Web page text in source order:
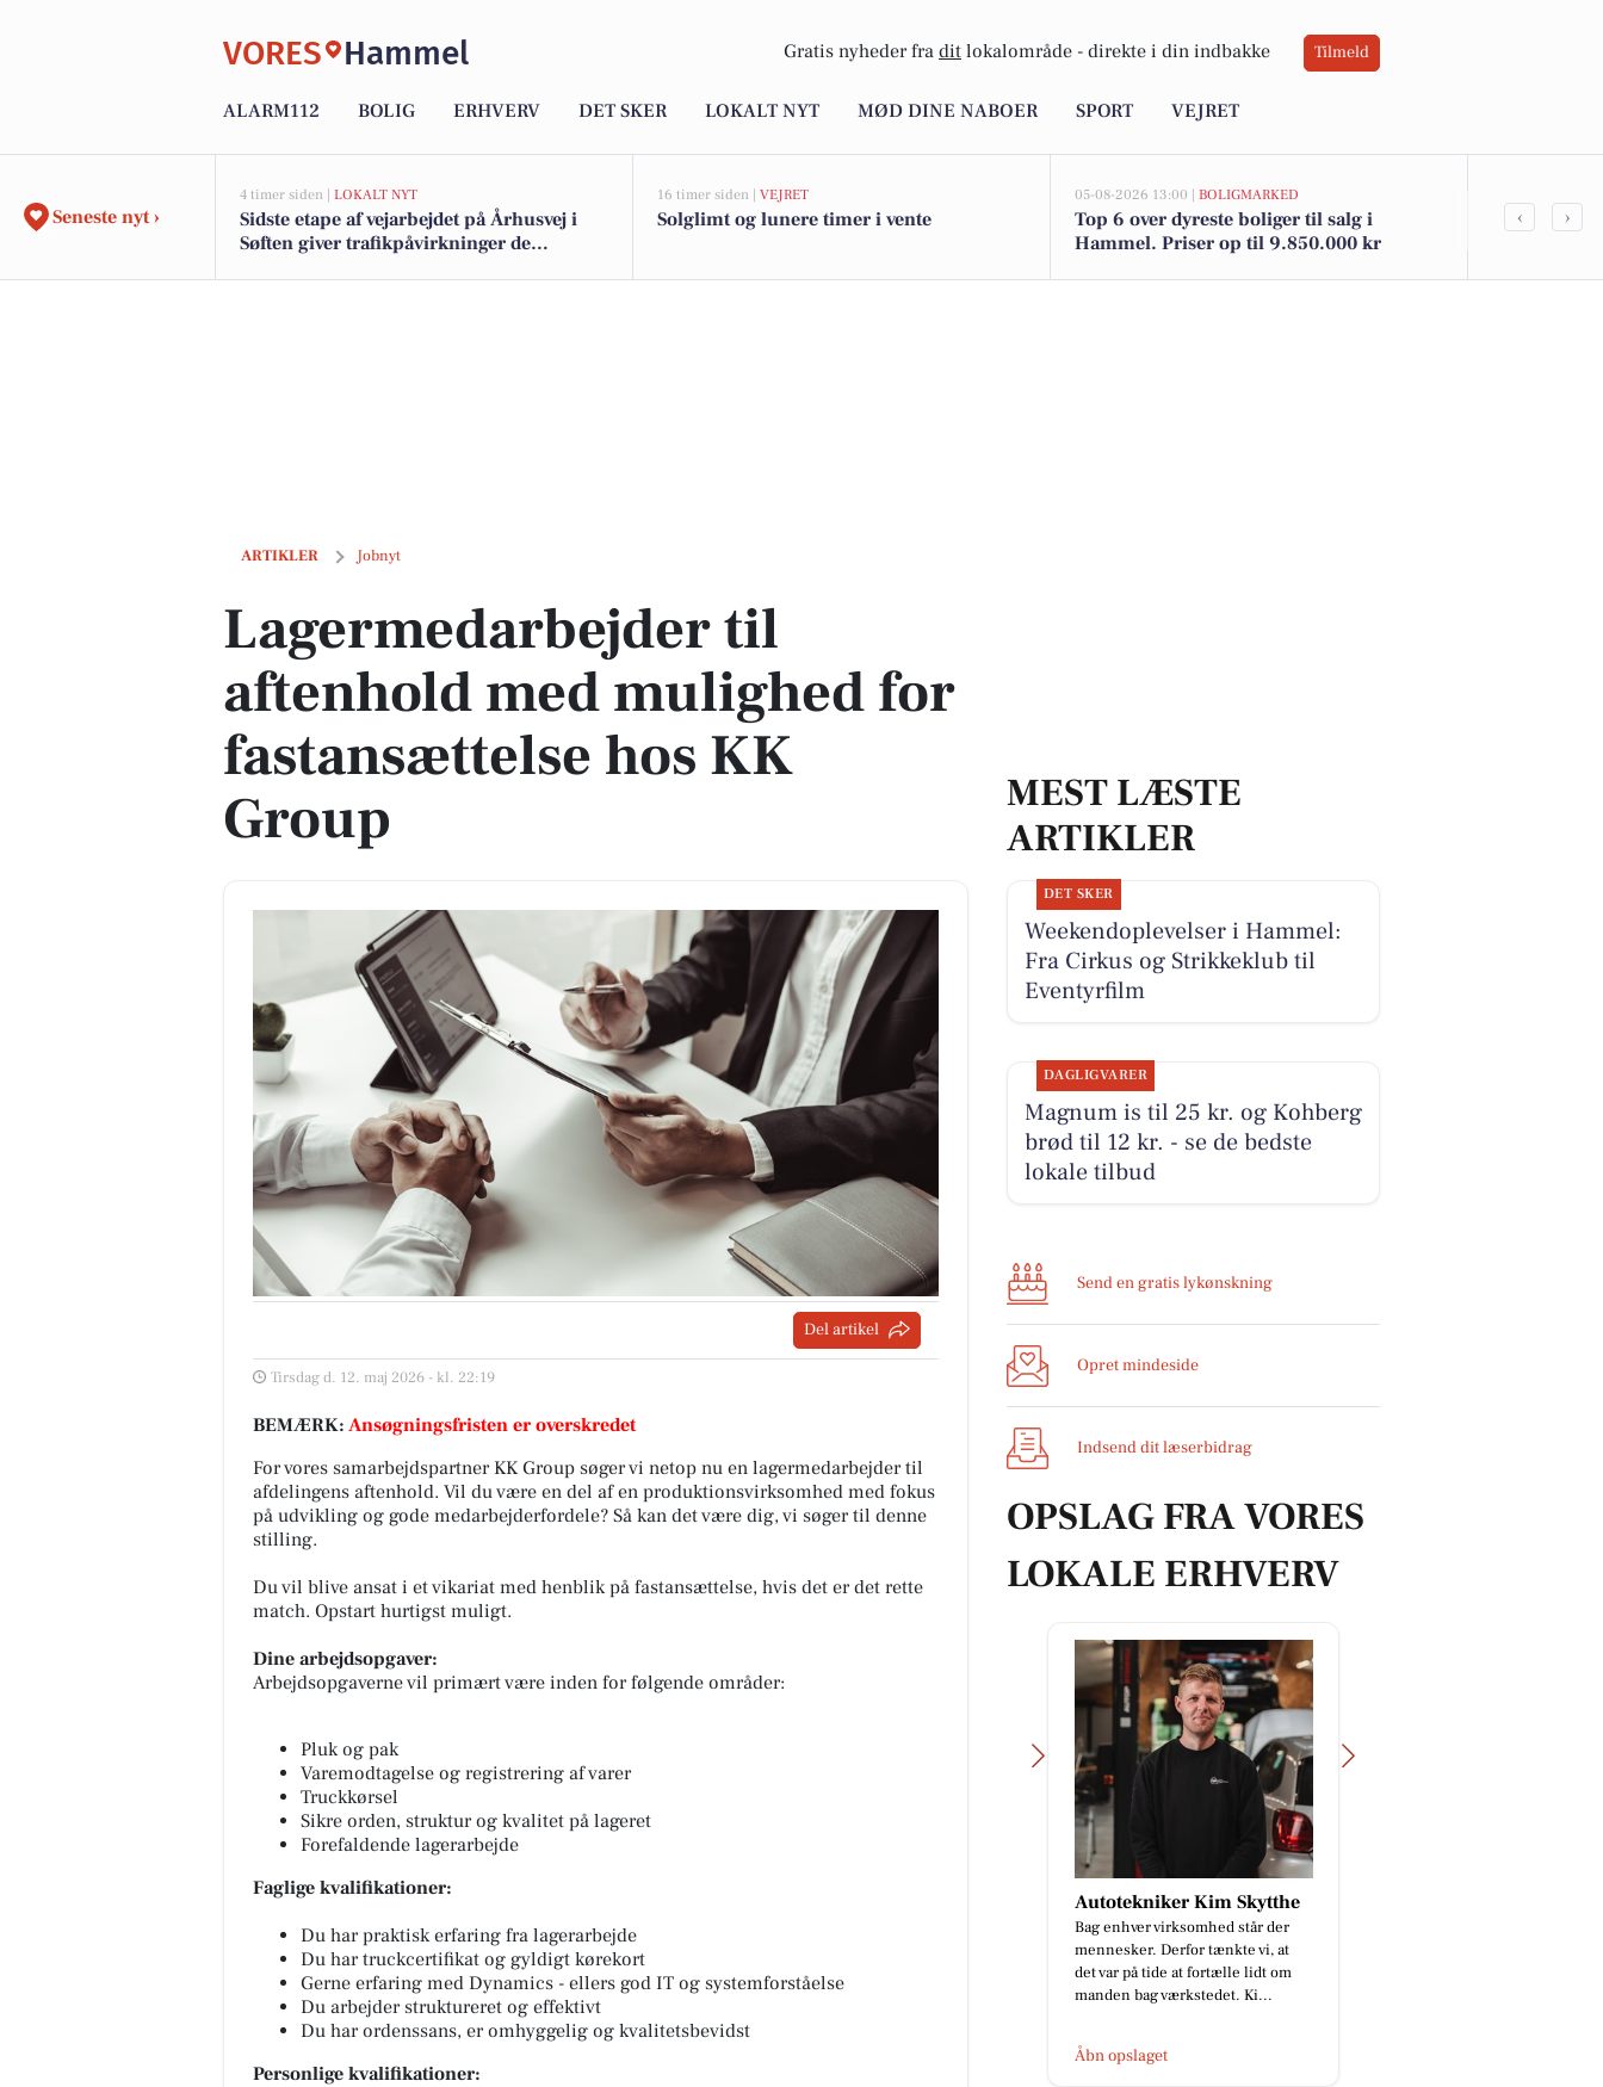
VORES Hammel Gratis nyheder fra dit lokalområde - direkte i din indbakke Tilmeld
ALARM112 BOLIG ERHVERV DET SKER LOKALT NYT MØD DINE NABOER SPORT VEJRET
Seneste nyt ›
4 timer siden | LOKALT NYT
Sidste etape af vejarbejdet på Århusvej i
Søften giver trafikpåvirkninger de
16 timer siden | VEJRET
Solglimt og lunere timer i vente
05-08-2026 13:00 | BOLIGMARKED
Top 6 over dyreste boliger til salg i
Hammel. Priser op til 9.850.000 kr
‹ ›
ARTIKLER Jobnyt
Lagermedarbejder til aftenhold med mulighed for fastansættelse hos KK Group
Lagermedarbejder til
aftenhold med mulighed for
fastansættelse hos KK
Group
Del artikel
Tirsdag d. 12. maj 2026 - kl. 22:19
BEMÆRK: Ansøgningsfristen er overskredet
For vores samarbejdspartner KK Group søger vi netop nu en lagermedarbejder til
afdelingens aftenhold. Vil du være en del af en produktionsvirksomhed med fokus
på udvikling og gode medarbejderfordele? Så kan det være dig, vi søger til denne
stilling.
Du vil blive ansat i et vikariat med henblik på fastansættelse, hvis det er det rette
match. Opstart hurtigst muligt.
Dine arbejdsopgaver:
Arbejdsopgaverne vil primært være inden for følgende områder:
Pluk og pak
Varemodtagelse og registrering af varer
Truckkørsel
Sikre orden, struktur og kvalitet på lageret
Forefaldende lagerarbejde
Faglige kvalifikationer:
Du har praktisk erfaring fra lagerarbejde
Du har truckcertifikat og gyldigt kørekort
Gerne erfaring med Dynamics - ellers god IT og systemforståelse
Du arbejder struktureret og effektivt
Du har ordenssans, er omhyggelig og kvalitetsbevidst
Personlige kvalifikationer:
MEST LÆSTE
ARTIKLER
DET SKER
Weekendoplevelser i Hammel:
Fra Cirkus og Strikkeklub til
Eventyrfilm
DAGLIGVARER
Magnum is til 25 kr. og Kohberg
brød til 12 kr. - se de bedste
lokale tilbud
Send en gratis lykønskning
Opret mindeside
Indsend dit læserbidrag
OPSLAG FRA VORES
LOKALE ERHVERV
CENTER KIOSKEN
Tak, fordi du er én af dem, der
interagerer mest og kommer på
min ugentlige interaktionsliste! 🎉
Heine Søgård Jakobsen, All...
finder du flere specialister samlet
på én adresse: 🔧 CMH Bi...
Autotekniker Kim Skytthe
Bag enhver virksomhed står der
mennesker. Derfor tænkte vi, at
det var på tide at fortælle lidt om
manden bag værkstedet. Ki...
Åbn opslaget